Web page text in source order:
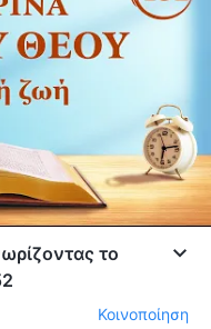
το
Κοινοποίηση